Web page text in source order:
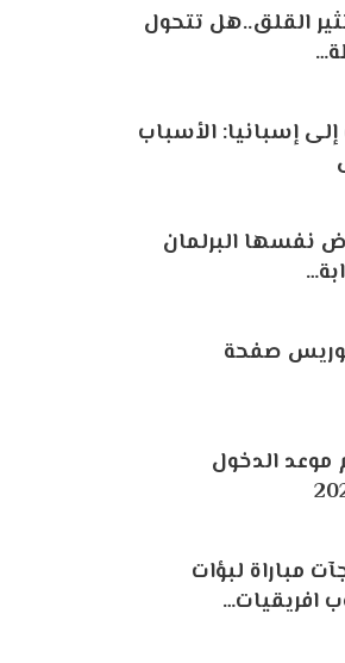
القلق..هل تتحول
إسبانيا: الأسباب
نفسها البرلمان
صفحة
موعد الدخول
مباراة لبؤات
افريقيات…